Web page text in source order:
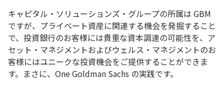
キャピタル・ソリューションズ・グループの所属は GBM
ですが、プライベート資産に関連する機会を発掘すること
で、投資銀行のお客様には貴重な資本調達の可能性を、ア
セット・マネジメントおよびウェルス・マネジメントのお
客様にはユニークな投資機会をご提供することができま
す。まさに、One Goldman Sachs の実践です。